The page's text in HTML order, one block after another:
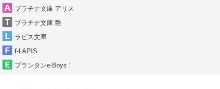
プラチナ文庫 アリス
プラチナ文庫 艶
ラピス文庫
f-LAPIS
プランタンe-Boys！